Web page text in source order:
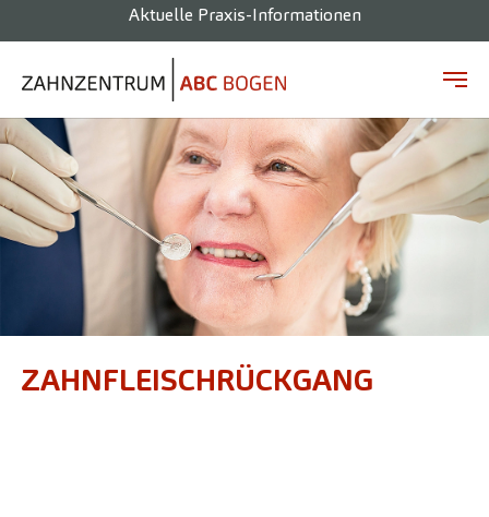
Zum Hauptinhalt springen
Aktuelle Praxis-Informationen
ZAHNFLEISCHRÜCKGANG